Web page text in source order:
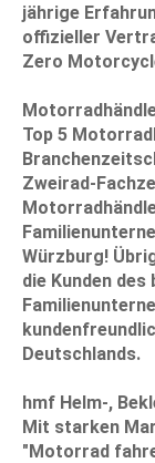
jährige
offizieller
Zero
Top 5
Zweirad-
Würzburg!
die Kunden
Deutschlands.
hmf Helm-,
Mit starken
"Motorrad